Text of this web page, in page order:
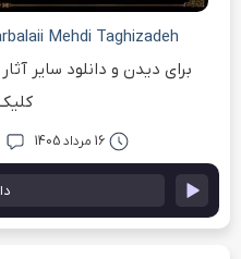
Mehdi Taghizadeh
برای دیدن و دانلود سایر
16 مرداد 1405